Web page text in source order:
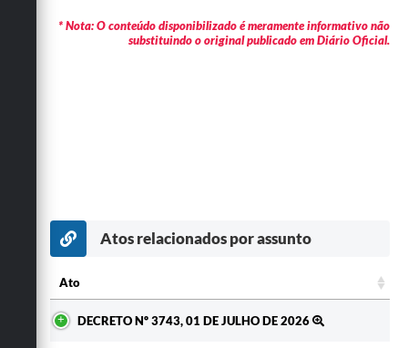
* Nota: O conteúdo disponibilizado é meramente informativo não
substituindo o original publicado em Diário Oficial.
Atos relacionados por assunto
Ato
DECRETO Nº 3743, 01 DE JULHO DE 2026